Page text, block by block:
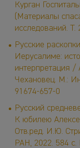
Курган
(Материалы
исследований.
Русские
Иерусалиме:
интерпретация /
Чехановец. М.:
91674-657-0
Русский
К юбилею
Отв.ред. И.Ю.
РАН, 2022. 584